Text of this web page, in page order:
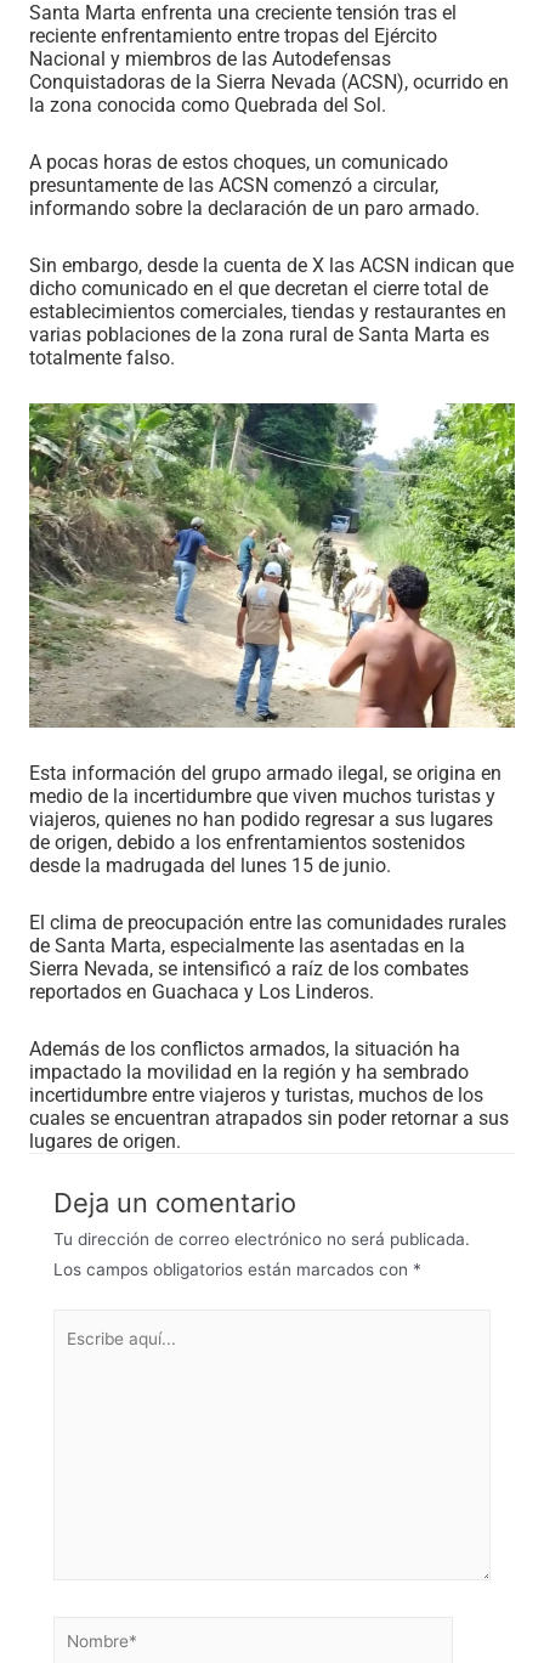
Santa Marta enfrenta una creciente tensión tras el
reciente enfrentamiento entre tropas del Ejército
Nacional y miembros de las Autodefensas
Conquistadoras de la Sierra Nevada (ACSN), ocurrido en
la zona conocida como Quebrada del Sol.
A pocas horas de estos choques, un comunicado
presuntamente de las ACSN comenzó a circular,
informando sobre la declaración de un paro armado.
Sin embargo, desde la cuenta de X las ACSN indican que
dicho comunicado en el que decretan el cierre total de
establecimientos comerciales, tiendas y restaurantes en
varias poblaciones de la zona rural de Santa Marta es
totalmente falso.
Esta información del grupo armado ilegal, se origina en
medio de la incertidumbre que viven muchos turistas y
viajeros, quienes no han podido regresar a sus lugares
de origen, debido a los enfrentamientos sostenidos
desde la madrugada del lunes 15 de junio.
El clima de preocupación entre las comunidades rurales
de Santa Marta, especialmente las asentadas en la
Sierra Nevada, se intensificó a raíz de los combates
reportados en Guachaca y Los Linderos.
Además de los conflictos armados, la situación ha
impactado la movilidad en la región y ha sembrado
incertidumbre entre viajeros y turistas, muchos de los
cuales se encuentran atrapados sin poder retornar a sus
lugares de origen.
Deja un comentario
Tu dirección de correo electrónico no será publicada.
Los campos obligatorios están marcados con *